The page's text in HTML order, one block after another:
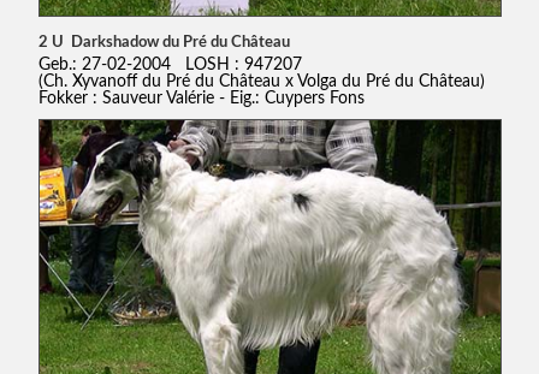
2 U Darkshadow du Pré du Château
Geb.: 27-02-2004 LOSH : 947207
(Ch. Xyvanoff du Pré du Château x Volga du Pré du Château)
Fokker : Sauveur Valérie - Eig.: Cuypers Fons